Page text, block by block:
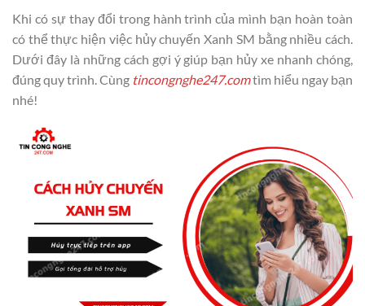
Khi có sự thay đổi trong hành trình của mình bạn hoàn toàn
có thể thực hiện việc hủy chuyến Xanh SM bằng nhiều cách.
Dưới đây là những cách gợi ý giúp bạn hủy xe nhanh chóng,
đúng quy trình. Cùng tincongnghe247.comtìm hiểu ngay bạn
nhé!